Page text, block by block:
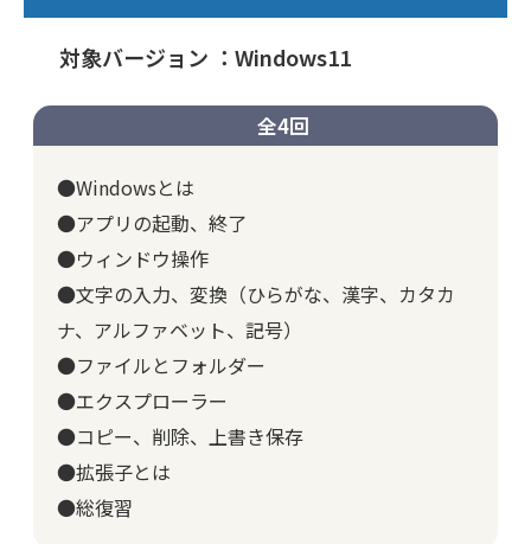
対象バージョン ：Windows11
全4回
●Windowsとは
●アプリの起動、終了
●ウィンドウ操作
●文字の入力、変換（ひらがな、漢字、カタカ
ナ、アルファベット、記号）
●ファイルとフォルダー
●エクスプローラー
●コピー、削除、上書き保存
●拡張子とは
●総復習